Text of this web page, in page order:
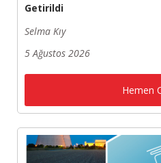
Getirildi
Selma Kıy
5 Ağustos 2026
Hemen